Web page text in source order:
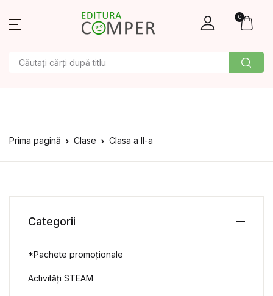
0
Prima pagină Clase Clasa a II-a
Categorii
*Pachete promoționale
Activități STEAM